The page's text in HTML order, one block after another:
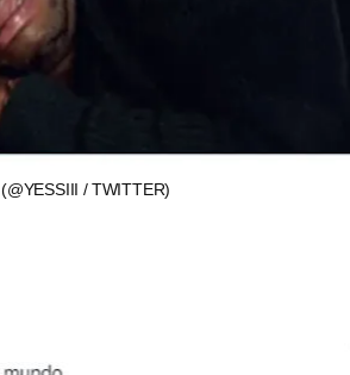
(@YESSIII / TWITTER)